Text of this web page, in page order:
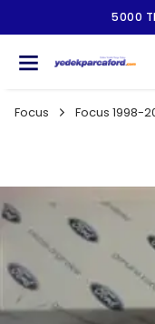
5000
Focus Focus 1998-